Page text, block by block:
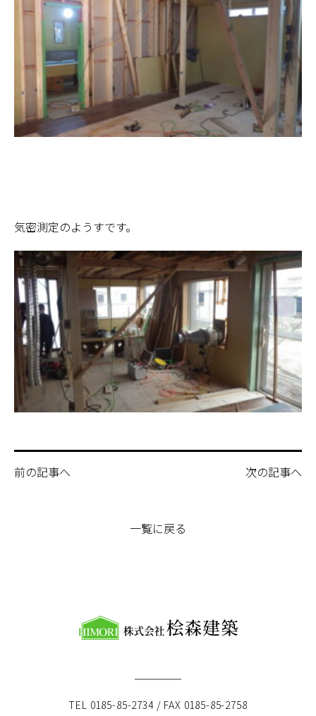
気密測定のようすです。
前の記事へ
一覧に戻る
次の記事へ
TEL 0185-85-2734 / FAX 0185-85-2758